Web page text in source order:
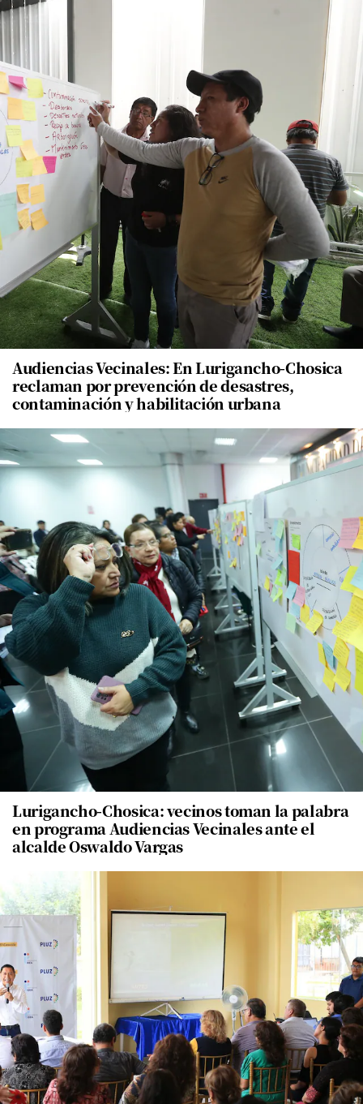
Audiencias Vecinales: En Lurigancho-Chosica
reclaman por prevención de desastres,
contaminación y habilitación urbana
Lurigancho-Chosica: vecinos toman la palabra
en programa Audiencias Vecinales ante el
alcalde Oswaldo Vargas